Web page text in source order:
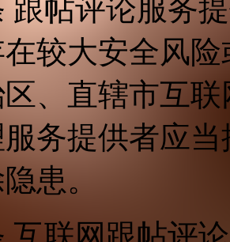
跟帖评论服务
较大安全风
、直辖市互
务提供者应
患。
互联网跟帖评